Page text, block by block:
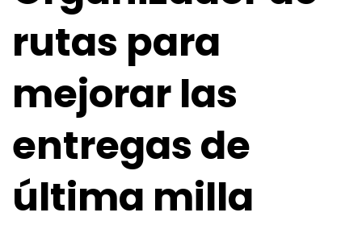
Contacto
Blog
rutas para
mejorar las
entregas de
última milla